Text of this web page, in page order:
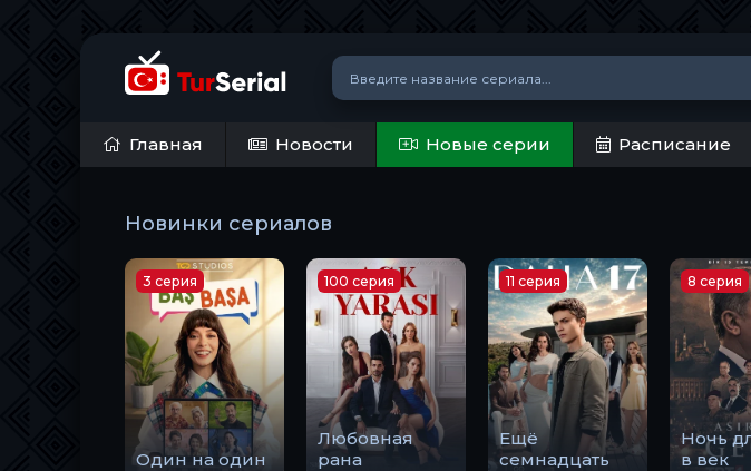
Главная Новости Новые серии Расписание
Новинки сериалов
Один на один
3 серия
Любовная
рана
100 серия
Ещё
семнадцать
11 серия
Ночь
в век
8 серия